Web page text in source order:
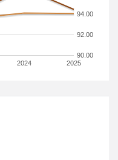
2024 2025
90.00
92.00
94.00